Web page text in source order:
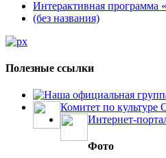
Интерактивная программа
(без названия)
Полезные ссылки
Наша официальная
Комитет по культуре
Интернет-
Фото